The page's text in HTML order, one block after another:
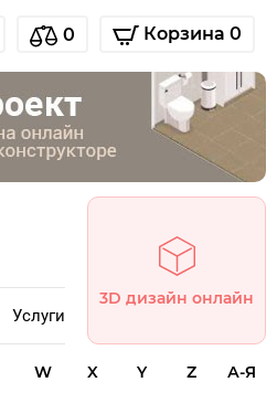
0 Корзина 0
Услуги
3D дизайн онлайн
W X Y Z А-Я